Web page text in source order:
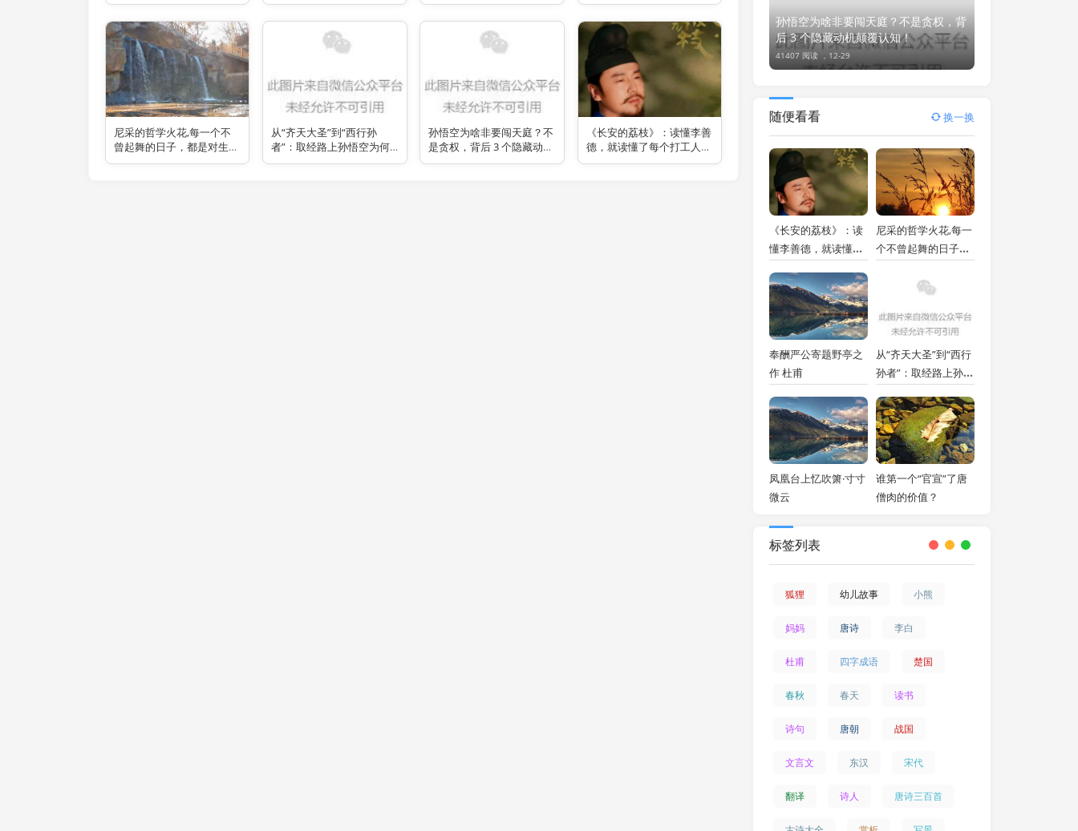
尼采的哲学火花,每一个不
曾起舞的日子，都是对生命
的辜负
从“齐天大圣”到“西行孙
者”：取经路上孙悟空为何
频频“打不过”曾经都上不了
孙悟空为啥非要闯天庭？不
是贪权，背后 3 个隐藏动机
颠覆认知！
《长安的荔枝》：读懂李善
德，就读懂了每个打工人的
修行
孙悟空为啥非要闯天庭？不是贪权，背
后 3 个隐藏动机颠覆认知！
41407 阅读 ， 12-29
随便看看 换一换
《长安的荔枝》：读
懂李善德，就读懂了
尼采的哲学火花,每一
个不曾起舞的日子，
奉酬严公寄题野亭之
作 杜甫
从“齐天大圣”到“西行
孙者”：取经路上孙悟
曾经都上不了台面的
小妖？
凤凰台上忆吹箫·寸寸
微云
谁第一个“官宣”了唐
僧肉的价值？
标签列表
狐狸 幼儿故事 小熊
妈妈 唐诗 李白
杜甫 四字成语 楚国
春秋 春天 读书
诗句 唐朝 战国
文言文 东汉 宋代
翻译 诗人 唐诗三百首